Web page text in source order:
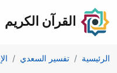
القرآن الكريم
الرئيسية تفسير السعدي